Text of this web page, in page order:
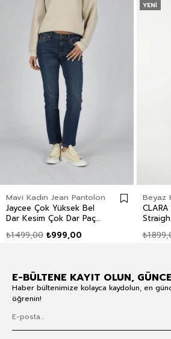
Mavi Kadın Jean Pantolon
Jaycee Çok Yüksek Bel
Dar Kesim Çok Dar Paça
Pantolon ₺999,00
₺1.499,00
YENI
E-BÜLTENE KAYIT OLUN,
Haber bültenimize kolayca kaydolun, en
öğrenin!